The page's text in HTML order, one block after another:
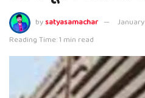
bysatyasamachar
Reading Time: 1 min read